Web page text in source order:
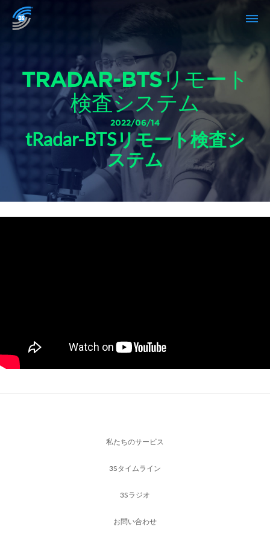
TRADAR-BTSリモート
検査システム
2022/06/14
tRadar-BTSリモート検査シ
ステム
私たちのサービス
3Sタイムライン
3Sラジオ
お問い合わせ